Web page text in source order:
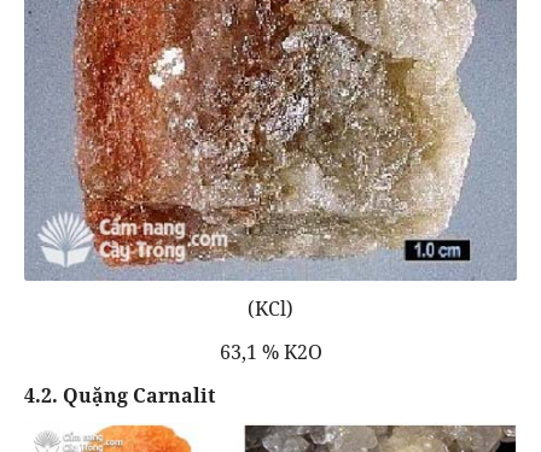
(KCl)
63,1 % K2O
4.2. Quặng Carnalit